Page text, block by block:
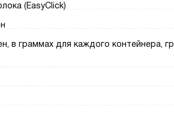
(EasyClick)
в граммах для каждого контейнера, гр